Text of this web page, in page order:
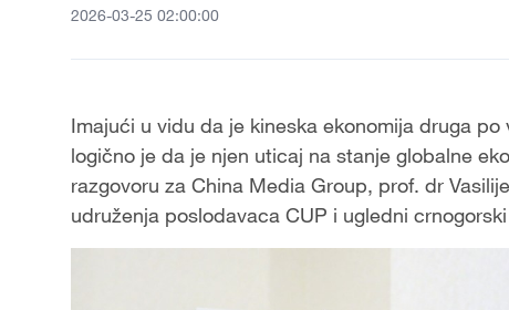
2026-03-25 02:00:00
Imajući u vidu da je kineska ekonomija druga
logično je da je njen uticaj na stanje globalne
razgovoru za China Media Group, prof. dr
udruženja poslodavaca CUP i ugledni